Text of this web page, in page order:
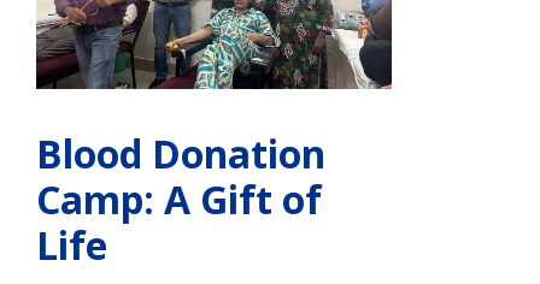
Blood Donation
Camp: A Gift of
Life